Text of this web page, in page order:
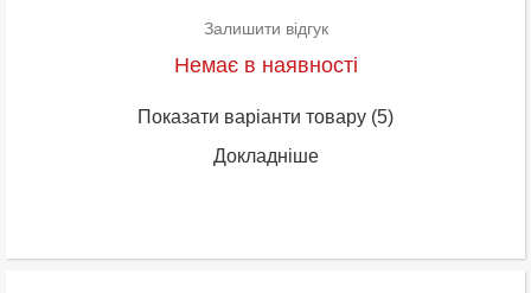
Залишити відгук
Немає в наявності
Показати варіанти товару (5)
Докладніше